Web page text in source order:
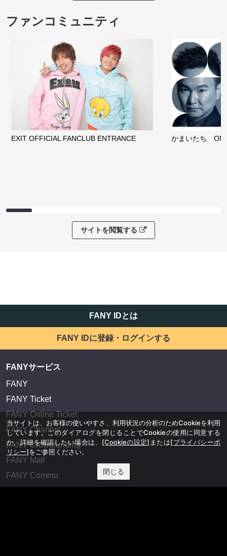
ファンコミュニティ
EXIT OFFICIAL FANCLUB ENTRANCE かまいたち
サイトを閲覧する
FANY IDとは
FANY IDに登録・ログインする
FANYサービス
FANY
FANY Ticket
FANY Online Ticket
FANY Channel
FANY Crowdfunding
FANY Mall
FANY Commu
当サイトは、お客様の使いやすさ、利用状況の分析のためCookieを利用
しています。このダイアログを閉じることでCookieの使用に同意する
か、詳細を確認したい場合は、 [Cookieの設定] または[プライバシーポ
リシー]をご参照ください。
閉じる